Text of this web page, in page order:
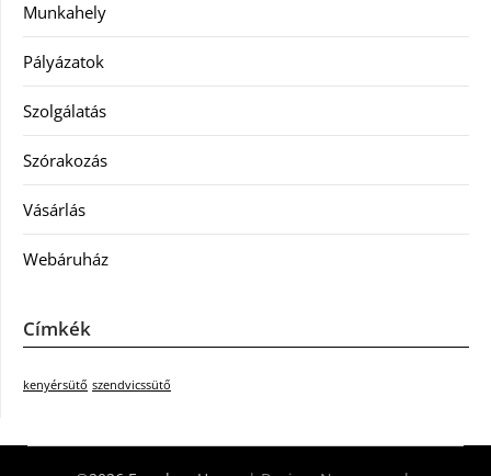
Munkahely
Pályázatok
Szolgálatás
Szórakozás
Vásárlás
Webáruház
Címkék
kenyérsütő szendvicssütő